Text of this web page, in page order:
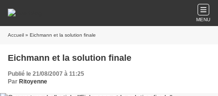
MENU
Accueil » Eichmann et la solution finale
Eichmann et la solution finale
Publié le 21/08/2007 à 11:25
Par Ritoyenne